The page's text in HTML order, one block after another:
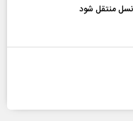
منتقل شود